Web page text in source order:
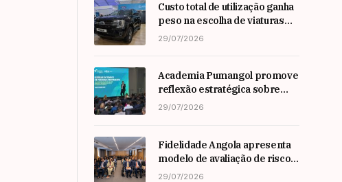
Custo total de utilização ganha
peso na escolha de viaturas
em angola
29/07/2026
Academia Pumangol promove
reflexão estratégica sobre
liderança e inovação com
29/07/2026
Fidelidade Angola apresenta
modelo de avaliação de risco
em Workshop da ARSEG
29/07/2026